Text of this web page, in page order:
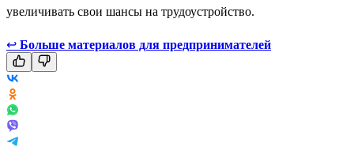
увеличивать свои шансы на трудоустройство.
↩ Больше материалов для предпринимателей